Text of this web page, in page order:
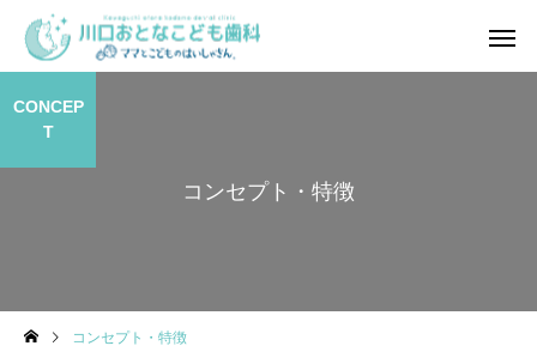
コンセプト・特徴
CONCEP
T
コンセプト・特徴